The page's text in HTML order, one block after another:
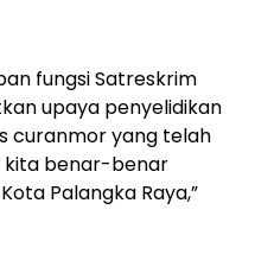
fungsi Satreskrim
upaya penyelidikan
curanmor yang telah
kita benar-benar
Palangka Raya,”